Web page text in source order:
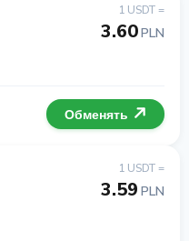
1 USDT =
3.60PLN
Обменять
1 USDT =
3.59 PLN